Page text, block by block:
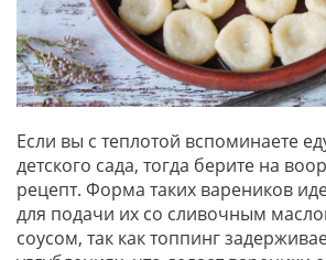
Если вы с теплотой вспоминаете
детского сада, тогда берите на
рецепт. Форма таких вареников
для подачи их со сливочным
соусом, так как топпинг